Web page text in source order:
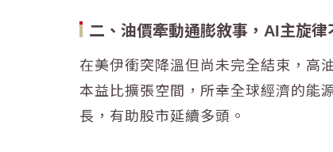
二、油價牽動通膨敘事，AI主旋律
在美伊衝突降溫但尚未完全結束，高
本益比擴張空間，所幸全球經濟的能
長，有助股市延續多頭。